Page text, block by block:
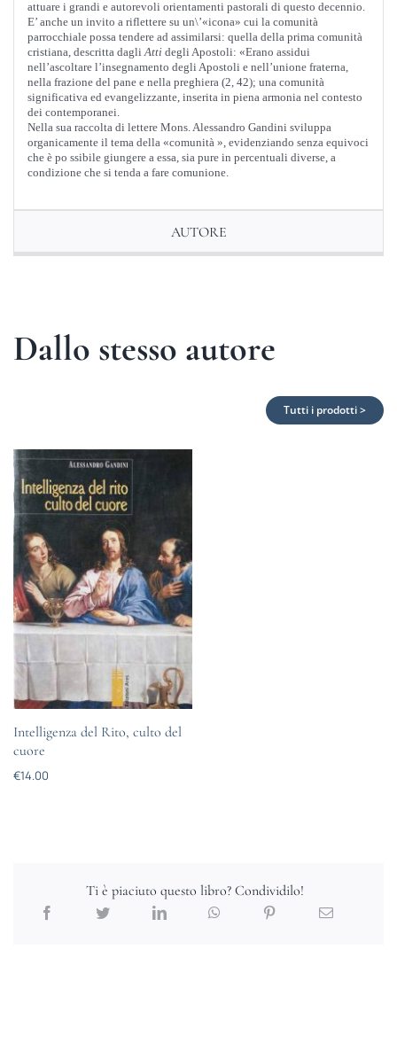
attuare i grandi e autorevoli orientamenti pastorali di questo decennio.
E’ anche un invito a riflettere su un\’«icona» cui la comunità
parrocchiale possa tendere ad assimilarsi: quella della prima comunità
cristiana, descritta dagliAtti degli Apostoli: «Erano assidui
nell’ascoltare l’insegnamento degli Apostoli e nell’unione fraterna,
nella frazione del pane e nella preghiera (2, 42); una comunità
significativa ed evangelizzante, inserita in piena armonia nel contesto
dei contemporanei.
Nella sua raccolta di lettere Mons. Alessandro Gandini sviluppa
organicamente il tema della «comunità », evidenziando senza equivoci
che è po ssibile giungere a essa, sia pure in percentuali diverse, a
condizione che si tenda a fare comunione.
AUTORE
Dallo stesso autore
Tutti i prodotti >
Intelligenza del Rito, culto del
cuore
€14.00
Ti è piaciuto questo libro? Condividilo!